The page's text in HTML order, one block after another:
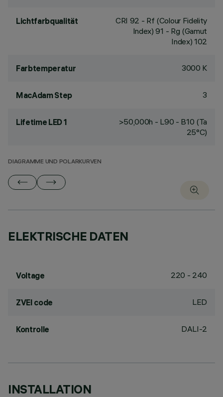
Lichtfarbqualität CRI 92 - Rf (Colour Fidelity
Index) 91 - Rg (Gamut
Index) 102
Farbtemperatur 3000 K
MacAdam Step 3
Lifetime LED 1
>50,000h - L90 - B10 (Ta
25°C)
DIAGRAMME UND POLARKURVEN
ELEKTRISCHE DATEN
Voltage 220 - 240
ZVEI code LED
Kontrolle DALI-2
INSTALLATION